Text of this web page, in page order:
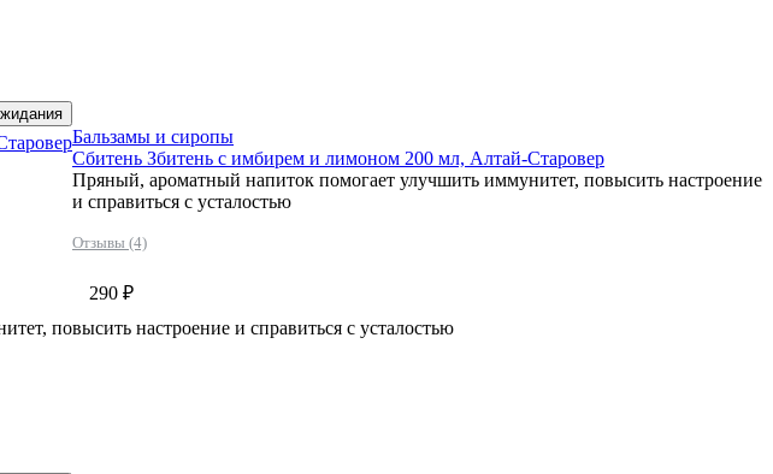
Бальзамы и сиропы
Сбитень Збитень с имбирем и лимоном 200 мл, Алтай-Старовер
Пряный, ароматный напиток помогает улучшить иммунитет, повысить настроение
и справиться с усталостью
Отзывы (4)
290 ₽
повысить настроение и справиться с усталостью